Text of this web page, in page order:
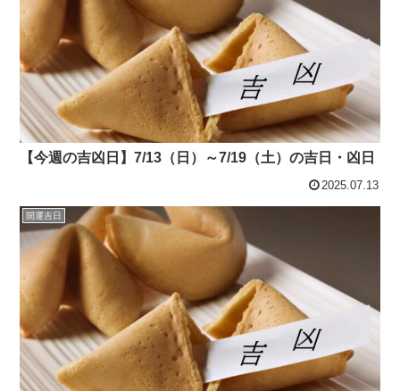
【今週の吉凶日】7/13（日）～7/19（土）の吉日・凶日
2025.07.13
開運吉日